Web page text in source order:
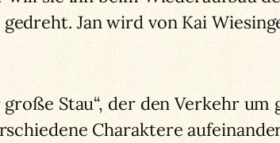
Jan wird von Kai
große Stau“, der den Verkehr
Charaktere